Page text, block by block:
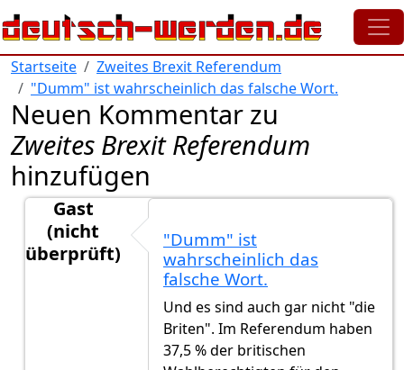
Direkt zum Inhalt
Startseite
Zweites Brexit Referendum
"Dumm" ist wahrscheinlich das falsche Wort.
Neuen Kommentar zu
Zweites Brexit Referendum
hinzufügen
Gast
(nicht
überprüft)
Direkte FragevonGast (nicht überprüft)
"Dumm" ist
wahrscheinlich das
falsche Wort.
Und es sind auch gar nicht "die
Briten". Im Referendum haben
37,5 % der britischen